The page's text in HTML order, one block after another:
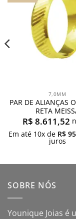
7,0MM
PAR DE ALIANÇAS
RETA
R$ 8.611,52
Em até 10x de R$
juros
SOBRE NÓS
Younique Joias é